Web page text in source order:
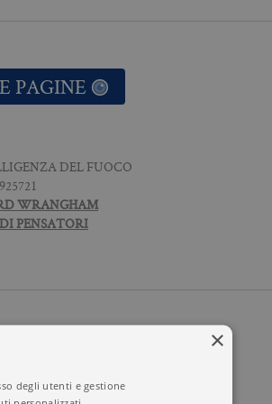
PAGINE
DEL FUOCO
WRANGHAM
PENSATORI
×
degli utenti e gestione